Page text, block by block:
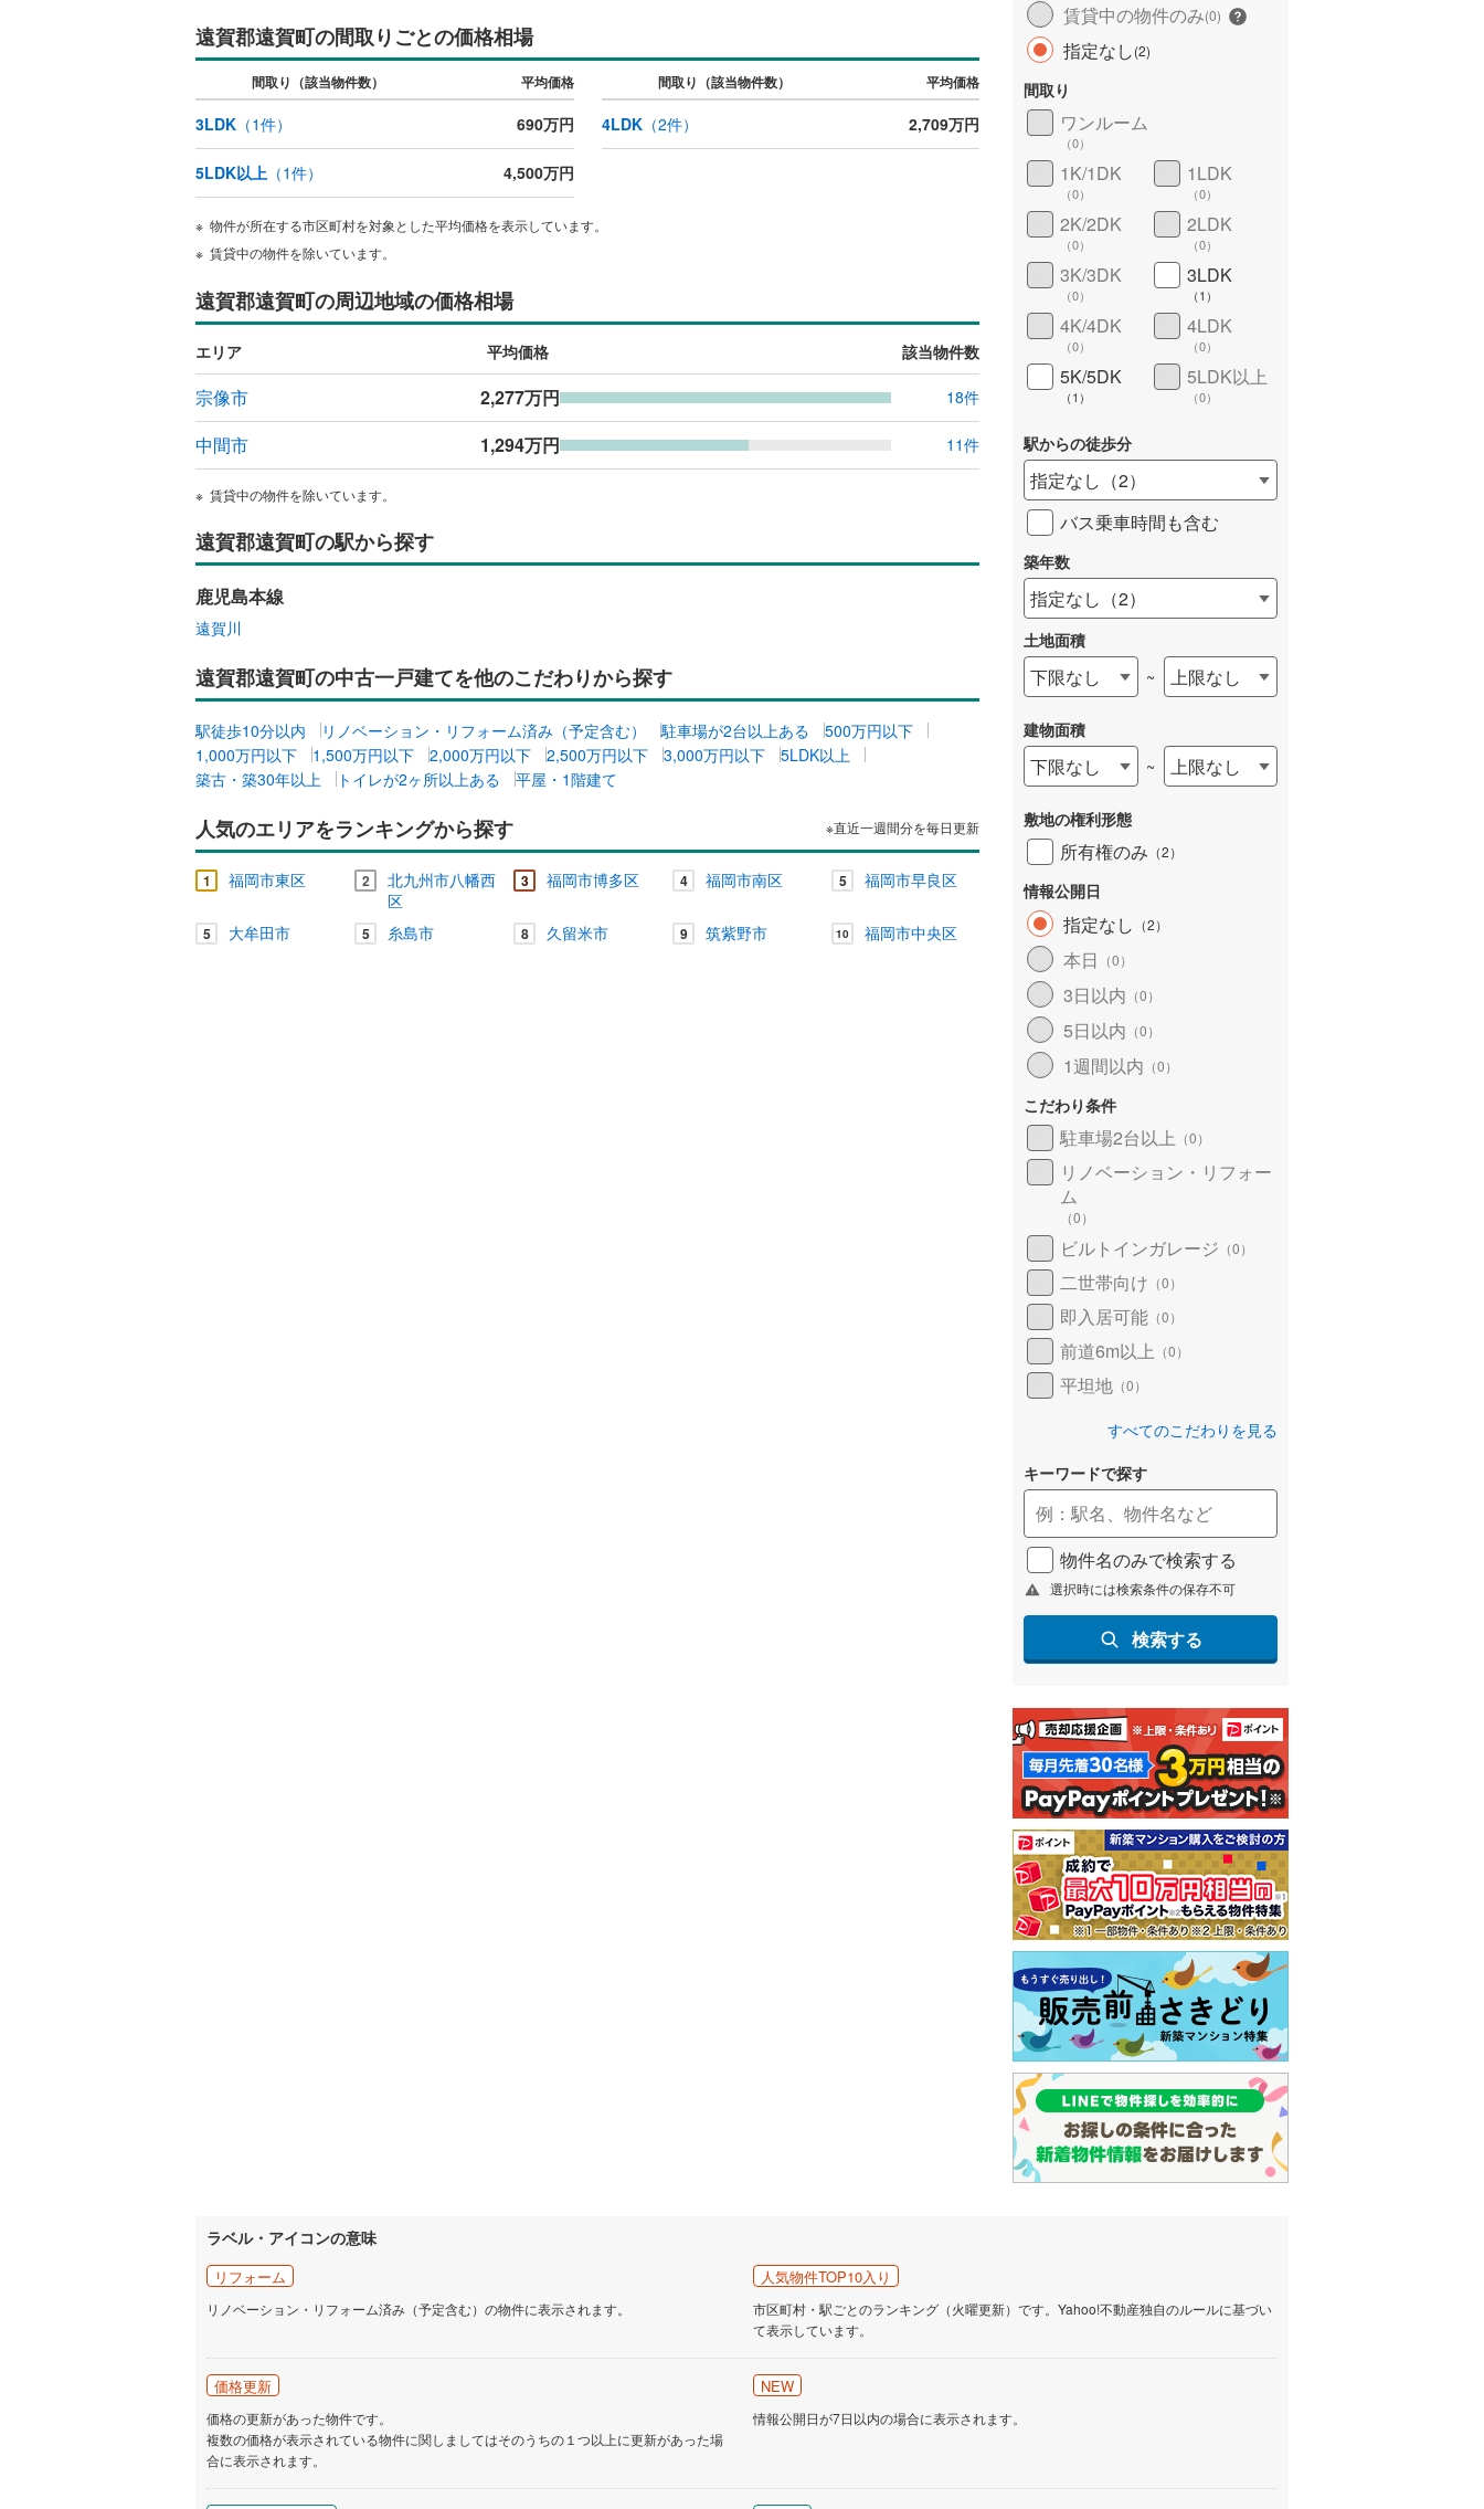
遠賀郡遠賀町の間取りごとの価格相場
間取り（該当物件数） 平均価格 間取り（該当物件数） 平均価格
3LDK （1件） 690万円 4LDK（2件） 2,709万円
5LDK以上 （1件） 4,500万円
物件が所在する市区町村を対象とした平均価格を表示しています。
賃貸中の物件を除いています。
遠賀郡遠賀町の周辺地域の価格相場
エリア 平均価格 該当物件数
宗像市 2,277万円 18件
中間市 1,294万円 11件
賃貸中の物件を除いています。
遠賀郡遠賀町の駅から探す
鹿児島本線
遠賀川
遠賀郡遠賀町の中古一戸建てを他のこだわりから探す
駅徒歩10分以内 リノベーション・リフォーム済み（予定含む） 駐車場が2台以上ある
500万円以下
1,000万円以下
1,500万円以下 2,000万円以下 2,500万円以下 3,000万円以下
5LDK以上
築古・築30年以上
トイレが2ヶ所以上ある 平屋・1階建て
人気のエリアをランキングから探す ※直近一週間分を毎日更新
1 福岡市東区 2
北九州市八幡西
区
3 福岡市博多区 4 福岡市南区 5 福岡市早良区
5 大牟田市 5 糸島市 8 久留米市 9 筑紫野市 10 福岡市中央区
賃貸中の物件のみ(0)
指定なし(2)
間取り
ワンルーム
（0）
1K/1DK
（0）
1LDK
（0）
2K/2DK
（0）
2LDK
（0）
3K/3DK
（0）
3LDK
（1 ）
4K/4DK
（0）
4LDK
（0）
5K/5DK
（1 ）
5LDK以上
（0）
駅からの徒歩分
指定なし （2）
バス乗車時間も含む
築年数
指定なし （2）
土地面積
下限なし ~ 上限なし
建物面積
下限なし ~ 上限なし
敷地の権利形態
所有権のみ （2）
情報公開日
指定なし （2）
本日 （0）
3日以内 （0）
5日以内 （0）
1週間以内 （0）
こだわり条件
駐車場2台以上 （0）
リノベーション・リフォー
ム
（0）
ビルトインガレージ （0）
二世帯向け （0）
即入居可能 （0）
前道6m以上 （0）
平坦地 （0）
すべてのこだわりを見る
キーワードで探す
物件名のみで検索する
選択時には検索条件の保存不可
検索する
ラベル・アイコンの意味
リフォーム
リノベーション・リフォーム済み（予定含む）の物件に表示されます。
人気物件TOP10入り
市区町村・駅ごとのランキング（火曜更新）です。Yahoo!不動産独自のルールに基づい
て表示しています。
価格更新
価格の更新があった物件です。
複数の価格が表示されている物件に関しましてはそのうちの１つ以上に更新があった場
合に表示されます。
NEW
情報公開日が7日以内の場合に表示されます。
ウッドデッキあり（0）
構造・規模・施工・品質・工法関連
耐震、免震、制震構造
住宅性能評価付き（0） 長期優良住宅 ）
オンライン対応
オンライン対応とは？ 詳しく見る